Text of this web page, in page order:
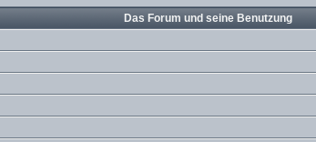
Das Forum und seine Benutzung